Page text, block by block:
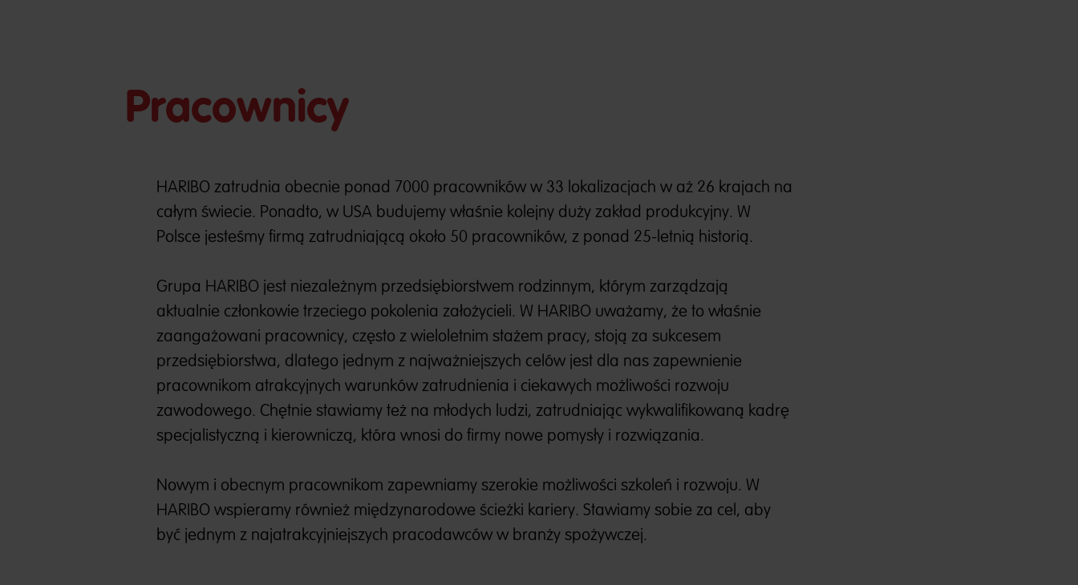
Pracownicy
HARIBO zatrudnia obecnie ponad 7000 pracowników w 33 lokalizacjach w aż 26 krajach na
całym świecie. Ponadto, w USA budujemy właśnie kolejny duży zakład produkcyjny. W
Polsce jesteśmy firmą zatrudniającą około 50 pracowników, z ponad 25-letnią historią.
Grupa HARIBO jest niezależnym przedsiębiorstwem rodzinnym, którym zarządzają
aktualnie członkowie trzeciego pokolenia założycieli. W HARIBO uważamy, że to właśnie
zaangażowani pracownicy, często z wieloletnim stażem pracy, stoją za sukcesem
przedsiębiorstwa, dlatego jednym z najważniejszych celów jest dla nas zapewnienie
pracownikom atrakcyjnych warunków zatrudnienia i ciekawych możliwości rozwoju
zawodowego. Chętnie stawiamy też na młodych ludzi, zatrudniając wykwalifikowaną kadrę
specjalistyczną i kierowniczą, która wnosi do firmy nowe pomysły i rozwiązania.
Nowym i obecnym pracownikom zapewniamy szerokie możliwości szkoleń i rozwoju. W
HARIBO wspieramy również międzynarodowe ścieżki kariery. Stawiamy sobie za cel, aby
być jednym z najatrakcyjniejszych pracodawców w branży spożywczej.